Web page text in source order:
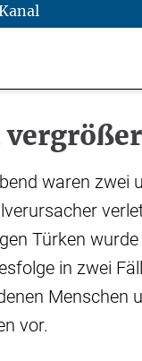
waren zwei
Türken
in zwei
Menschen
vor.